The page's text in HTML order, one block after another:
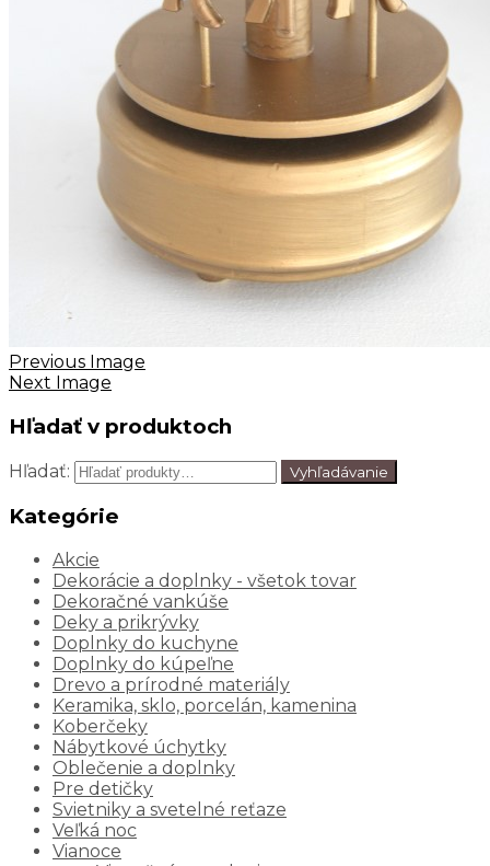
Previous Image
Next Image
Hľadať v produktoch
Hľadať: Vyhľadávanie
Kategórie
Akcie
Dekorácie a doplnky - všetok tovar
Dekoračné vankúše
Deky a prikrývky
Doplnky do kuchyne
Doplnky do kúpeľne
Drevo a prírodné materiály
Keramika, sklo, porcelán, kamenina
Koberčeky
Nábytkové úchytky
Oblečenie a doplnky
Pre detičky
Svietniky a svetelné reťaze
Veľká noc
Vianoce